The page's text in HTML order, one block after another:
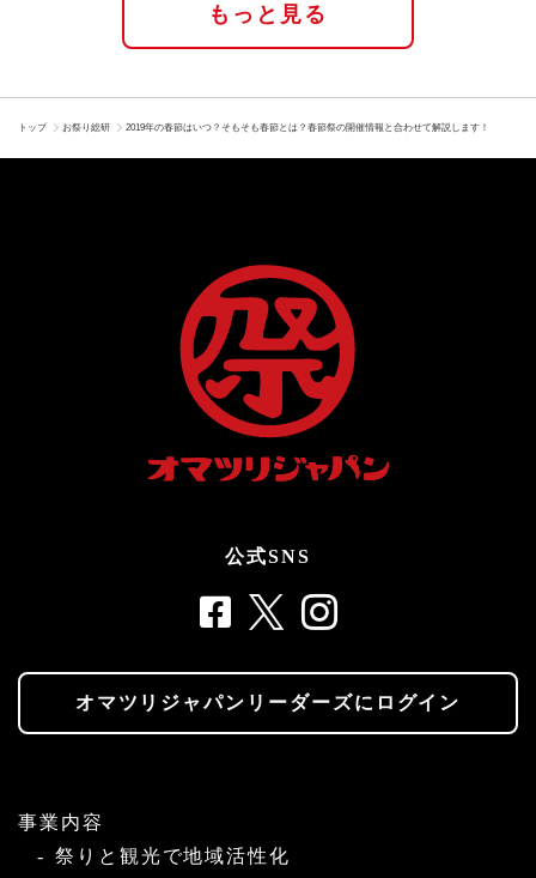
もっと見る
トップ お祭り総研 2019年の春節はいつ？そもそも春節とは？春節祭の開催情報と合わせて解説します！
公式SNS
オマツリジャパンリーダーズにログイン
事業内容
祭りと観光で地域活性化